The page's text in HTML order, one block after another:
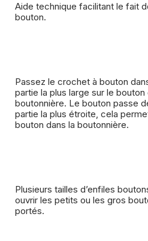
Aide technique facilitant le fait
bouton.
Passez le crochet à bouton
partie la plus large sur le
boutonnière. Le bouton passe
partie la plus étroite, cela
bouton dans la boutonnière.
Plusieurs tailles d’enfiles
ouvrir les petits ou les gros
portés.